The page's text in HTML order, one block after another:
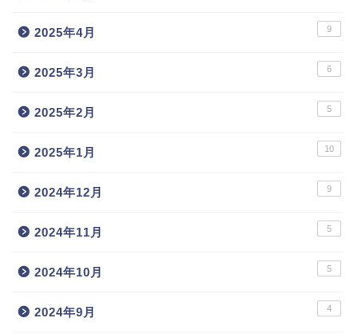
2025年4月 9
2025年3月 6
2025年2月 5
2025年1月 10
2024年12月 9
2024年11月 5
2024年10月 5
2024年9月 4